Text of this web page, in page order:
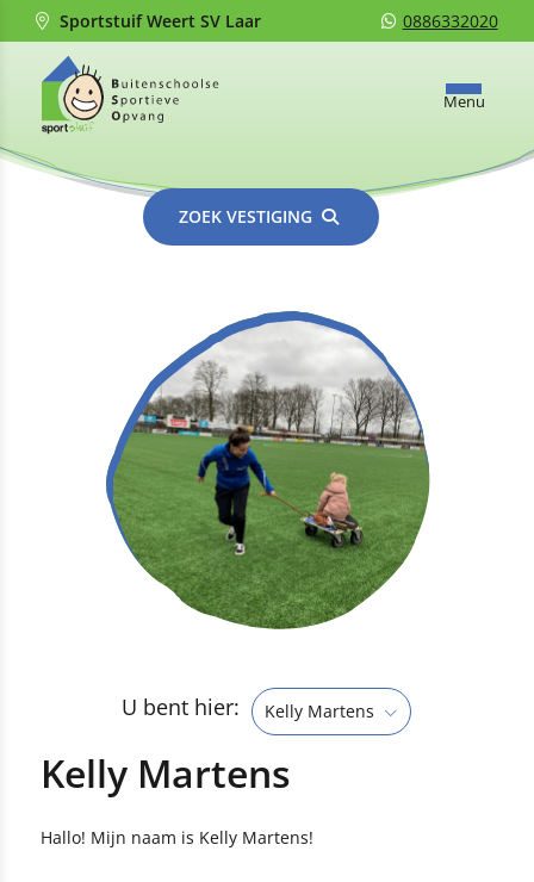
Sportstuif Weert SV Laar 0886332020
Menu
ZOEK VESTIGING
U bent hier: Kelly Martens
Kelly Martens
Hallo! Mijn naam is Kelly Martens!